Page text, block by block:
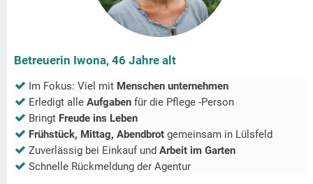
Betreuerin Iwona, 46 Jahre alt
Im Fokus: Viel mit Menschen unternehmen
Erledigt alle Aufgaben für die Pflege -Person
Bringt Freude ins Leben
Frühstück, Mittag, Abendbrot gemeinsam in Lülsfeld
Zuverlässig bei Einkauf und Arbeit im Garten
Schnelle Rückmeldung der Agentur